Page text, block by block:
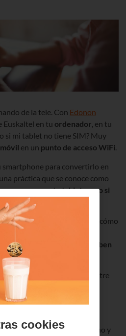
de la tele. Con Edonon
Euskaltel en tu ordenador, en tu
si mi tablet no tiene SIM? Muy
en un punto de acceso WiFi.
smartphone para convertirlo en
práctica que se conoce como
navega en tu tablet como si
datos de tu teléfono.
tu smartphone te explicamos cómo
pantallazos, pero
para que no se te acaben
tu móvil puedes elegir entre
medio de
en esta última opción.
ANDROID
ve a los ajustes de tu teléfono y
cookies